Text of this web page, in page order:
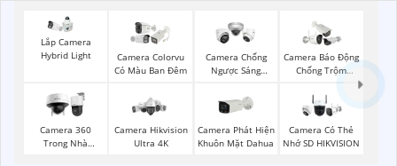
Lắp Camera
Hybrid Light
Camera Colorvu
Có Màu Ban Đêm
Camera Chống
Ngược Sáng
Camera Báo Động
Chống Trộm
Camera 360
Trong Nhà
Camera Hikvision
Ultra 4K
Camera Phát Hiện
Khuôn Mặt Dahua
Camera Có Thẻ
Nhớ SD HIKVISION